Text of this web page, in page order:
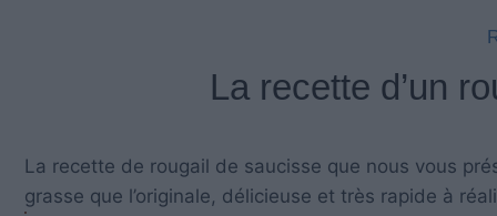
La recette d’un
La recette de rougail de saucisse que nous vous
grasse que l’originale, délicieuse et très rapide à